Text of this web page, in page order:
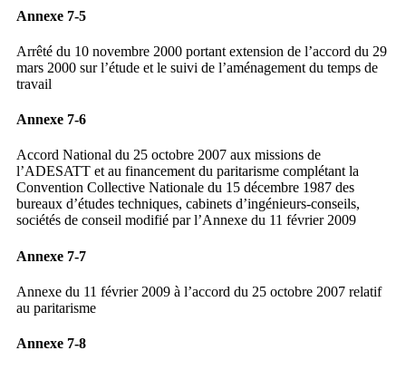
Annexe 7-5
Arrêté du 10 novembre 2000 portant extension de l’accord du 29
mars 2000 sur l’étude et le suivi de l’aménagement du temps de
travail
Annexe 7-6
Accord National du 25 octobre 2007 aux missions de
l’ADESATT et au financement du paritarisme complétant la
Convention Collective Nationale du 15 décembre 1987 des
bureaux d’études techniques, cabinets d’ingénieurs-conseils,
sociétés de conseil modifié par l’Annexe du 11 février 2009
Annexe 7-7
Annexe du 11 février 2009 à l’accord du 25 octobre 2007 relatif
au paritarisme
Annexe 7-8